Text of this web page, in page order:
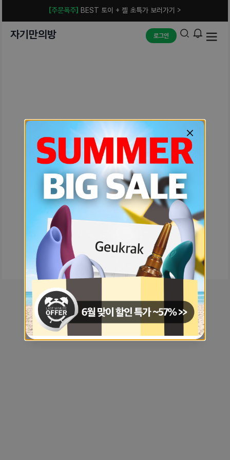
[주문폭주] BEST 토이 + 젤 초특가 보러가기 >
자기만의방 로그인
예상치 못한 에러입니다.